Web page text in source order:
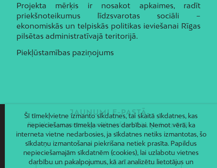
Projekta mērķis ir nosakot apkaimes, radīt
priekšnoteikumus līdzsvarotas sociāli –
ekonomiskās un telpiskās politikas ieviešanai Rīgas
pilsētas administratīvajā teritorijā.
Piekļūstamības paziņojums
JAUNUMI E-PASTĀ
Piesakies un saņem jaunāko informāciju savā e-pastā!
Šī tīmekļvietne izmanto sīkdatnes, tai skaitā sīkdatnes, kas
nepieciešamas tīmekļa vietnes darbībai. Ņemot vērā, ka
interneta vietne nedarbosies, ja sīkdatnes netiks izmantotas, šo
sīkdatņu izmantošanai piekrišana netiek prasīta. Papildus
nepieciešamajām sīkdatnēm (cookies), lai uzlabotu vietnes
darbību un pakalpojumus, kā arī analizētu lietotājus un